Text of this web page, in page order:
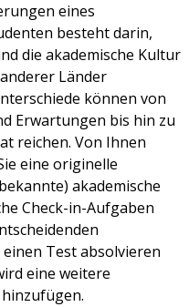
eines
besteht darin,
die akademische Kultur
Länder
können von
Erwartungen bis hin zu
reichen. Von Ihnen
eine originelle
akademische
Check-in-Aufgaben
Test absolvieren
eine weitere